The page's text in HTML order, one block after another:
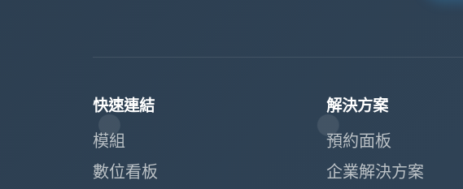
快速連結
模組
數位看板
解決方案
預約面板
企業解決方案